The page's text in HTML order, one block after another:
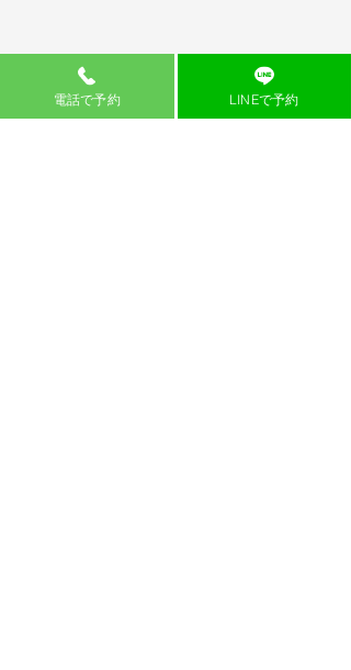
電話で予約 LINEで予約